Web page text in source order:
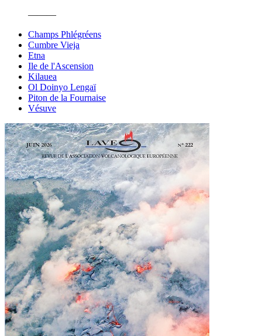
———
Champs Phlégréens
Cumbre Vieja
Etna
Ile de l'Ascension
Kilauea
Ol Doinyo Lengaï
Piton de la Fournaise
Vésuve